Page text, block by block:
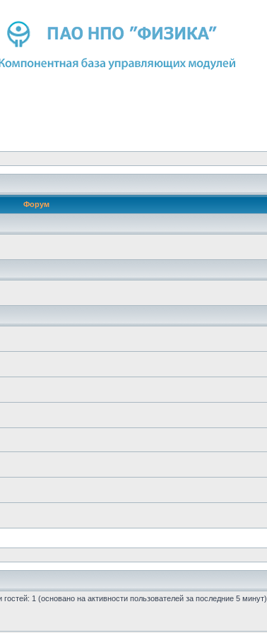
Форум
гостей: 1 (основано на активности пользователей за последние 5 минут)